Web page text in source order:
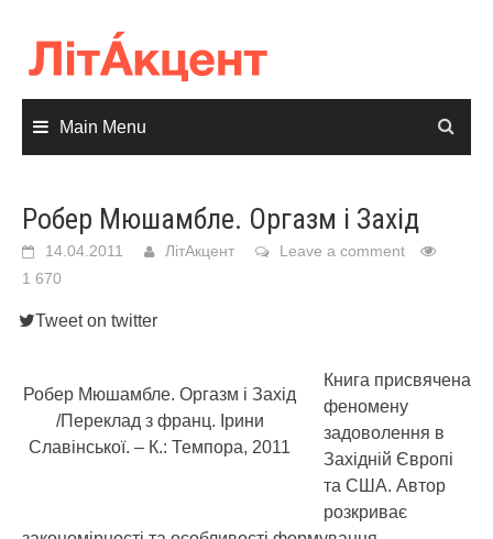
content
Main Menu
Робер Мюшамбле. Оргазм і Захід
14.04.2011 ЛітАкцент
Leave a comment
1 670
Tweet on twitter
Робер Мюшамбле. Оргазм і Захід
/Переклад з франц. Ірини
Славінської. – К.: Темпора, 2011
Книга присвячена
феномену
задоволення в
Західній Європі
та США. Автор
розкриває